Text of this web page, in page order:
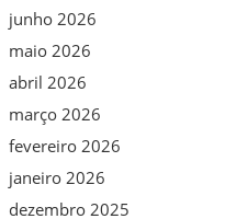
junho 2026
maio 2026
abril 2026
março 2026
fevereiro 2026
janeiro 2026
dezembro 2025